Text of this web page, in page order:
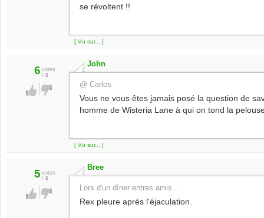
se révoltent !!
[ Vu sur... ]
6 votes
/ 6
John
@ Carlos
Vous ne vous êtes jamais posé la question de
homme de Wisteria Lane à qui on tond la
[ Vu sur... ]
5 votes
/ 6
Bree
Lors d'un dîner entres amis...
Rex pleure après l'éjaculation.